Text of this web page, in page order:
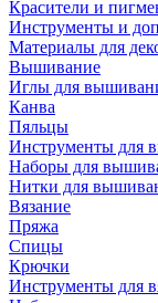
Красители и
Инструменты и
Материалы для
Вышивание
Иглы для
Канва
Пяльцы
Инструменты для
Наборы для
Нитки для
Вязание
Пряжа
Спицы
Крючки
Инструменты для